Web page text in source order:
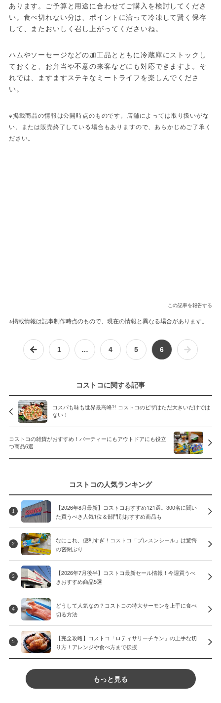
あります。ご予算と用途に合わせてご購入を検討してくださ
い。食べ切れない分は、ポイントに沿って冷凍して賢く保存
して、またおいしく召し上がってくださいね。
ハムやソーセージなどの加工品とともに冷蔵庫にストックし
ておくと、お弁当や不意の来客などにも対応できますよ。そ
れでは、ますますステキなミートライフを楽しんでくださ
い。
※掲載商品の情報は公開時点のものです。店舗によっては取り扱いがな
い、または販売終了している場合もありますので、あらかじめご了承く
ださい。
この記事を報告する
※掲載情報は記事制作時点のもので、現在の情報と異なる場合があります。
1 … 4 5 6
コストコに関する記事
コスパも味も世界最高峰?! コストコのピザはただ大きいだけでは
ない！
コストコの雑貨がおすすめ！パーティーにもアウトドアにも役立
つ商品6選
コストコの人気ランキング
1
【2026年8月最新】コストコおすすめ121選。300名に聞い
た買うべき人気1位＆部門別おすすめ商品も
2
なにこれ、便利すぎ！コストコ「プレスンシール」は驚愕
の密閉ぶり
3
【2026年7月後半】コストコ最新セール情報！今週買うべ
きおすすめ商品5選
4
どうして人気なの？コストコの特大サーモンを上手に食べ
切る方法
5
【完全攻略】コストコ「ロティサリーチキン」の上手な切
り方！アレンジや食べ方まで伝授
もっと見る